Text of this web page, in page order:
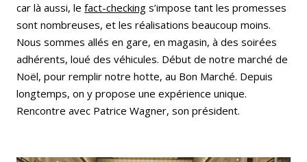
car là aussi, le fact-checking s’impose tant les promesses
sont nombreuses, et les réalisations beaucoup moins.
Nous sommes allés en gare, en magasin, à des soirées
adhérents, loué des véhicules. Début de notre marché de
Noël, pour remplir notre hotte, au Bon Marché. Depuis
longtemps, on y propose une expérience unique.
Rencontre avec Patrice Wagner, son président.